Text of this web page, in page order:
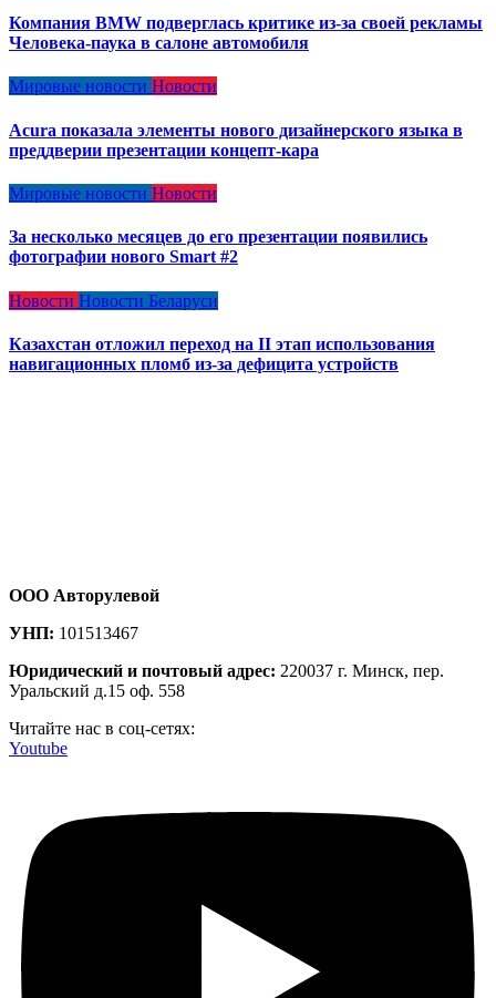
Компания BMW подверглась критике из-за своей рекламы
Человека-паука в салоне автомобиля
Мировые новости Новости
Acura показала элементы нового дизайнерского языка в
преддверии презентации концепт-кара
Мировые новости Новости
За несколько месяцев до его презентации появились
фотографии нового Smart #2
Новости Новости Беларуси
Казахстан отложил переход на II этап использования
навигационных пломб из-за дефицита устройств
ООО Авторулевой
УНП: 101513467
Юридический и почтовый адрес: 220037 г. Минск, пер.
Уральский д.15 оф. 558
Читайте нас в соц-сетях:
Youtube